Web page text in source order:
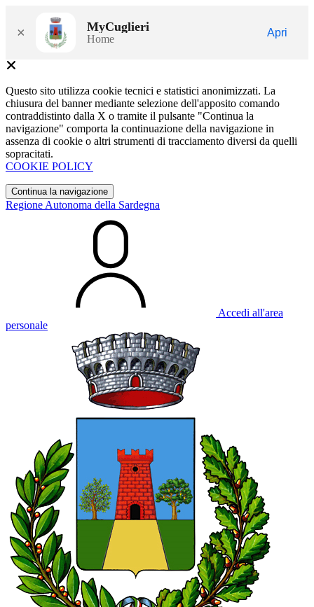
× MyCuglieri
Home
Apri
Questo sito utilizza cookie tecnici e statistici anonimizzati. La
chiusura del banner mediante selezione dell'apposito comando
contraddistinto dalla X o tramite il pulsante "Continua la
navigazione" comporta la continuazione della navigazione in
assenza di cookie o altri strumenti di tracciamento diversi da quelli
sopracitati.
COOKIE POLICY
Continua la navigazione
Regione Autonoma della Sardegna
Accedi all'area
personale